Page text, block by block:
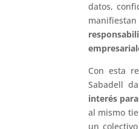
datos,
Con esta
Sabadell
interés
al mismo
un